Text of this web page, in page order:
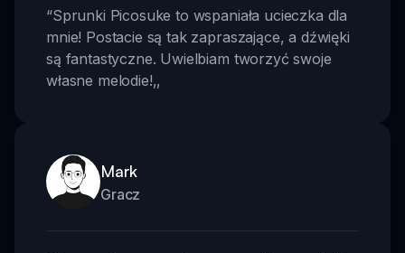
“Sprunki Picosuke to wspaniała ucieczka dla
mnie! Postacie są tak zapraszające, a dźwięki
są fantastyczne. Uwielbiam tworzyć swoje
własne melodie!,,
Mark
Gracz